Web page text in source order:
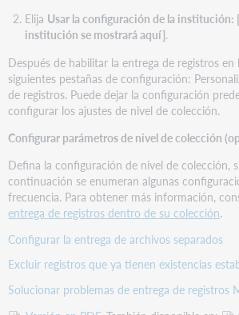
Elija Usar la configuración de la institución:
institución se mostrará aquí].
Después de habilitar la entrega de registros en
siguientes pestañas de configuración:
de registros. Puede dejar la configuración
configurar los ajustes de nivel de colección.
Configurar parámetros de nivel de colección
Defina la configuración de nivel de colección,
continuación se enumeran algunas
frecuencia. Para obtener más información,
entrega de registros dentro de su colección.
Configurar la entrega de archivos separados
Excluir registros que ya tienen existencias
Solucionar problemas de entrega de registros